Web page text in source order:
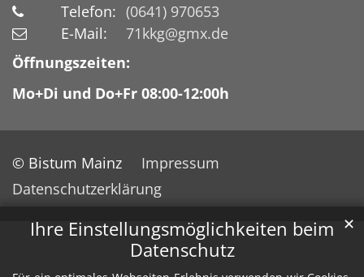
Ihre Einstellungsmöglichkeiten beim
Datenschutz
✕
Telefon: (0641) 970653
E-Mail:
71kkg@gmx.de
Öffnungszeiten:
Mo+Di und Do+Fr 08:00-12:00h
© Bistum Mainz
Impressum
Datenschutzerklärung